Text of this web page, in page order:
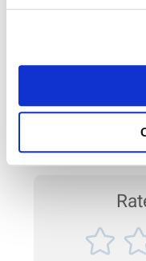
の最適化を目指すエンジ
バッテリー材料の特性が
法を用いたシンプルかつ
BetterPyc 380 全自動ガス
形分を持つスラリーの密
にも対応したガス置換法
動的光散乱法による粒子
色の濃いサンプルは、通
測定中の散乱光の強度低
ため、DLS測定で正確な
ることが重要です。 本ア
ド懸濁液の粒子径測定を
いやすさにより、光吸収
果を得ることができました